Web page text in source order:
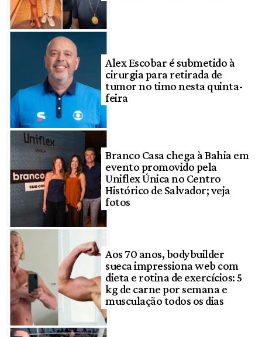
Alex Escobar é submetido à
cirurgia para retirada de
tumor no timo nesta quinta-
feira
Branco Casa chega à Bahia em
evento promovido pela
Uniflex Única no Centro
Histórico de Salvador; veja
fotos
Aos 70 anos, bodybuilder
sueca impressiona web com
dieta e rotina de exercícios: 5
kg de carne por semana e
musculação todos os dias